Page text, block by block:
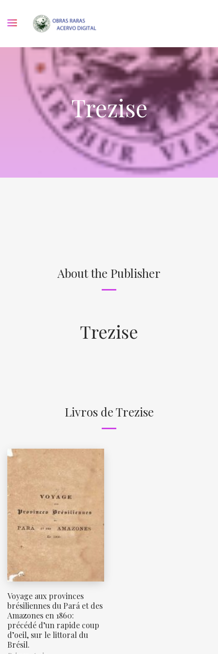
Trezise
About the Publisher
Trezise
Livros de Trezise
Voyage aux provinces
brésiliennes du Pará et des
Amazones en 1860:
précédé d’un rapide coup
d’oeil, sur le littoral du
Brésil.